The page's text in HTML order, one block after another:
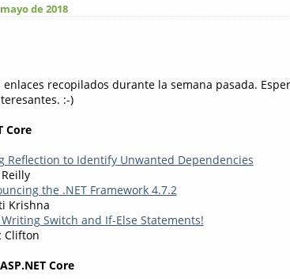
de 2018
enlaces recopilados durante la semana pasada.
:-)
Core
Reflection to Identify Unwanted Dependencies
the .NET Framework 4.7.2
Krishna
Switch and If-Else Statements!
Clifton
Core